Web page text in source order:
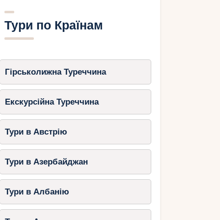
Тури по Країнам
Гірськолижна Туреччина
Екскурсійна Туреччина
Тури в Австрію
Тури в Азербайджан
Тури в Албанію